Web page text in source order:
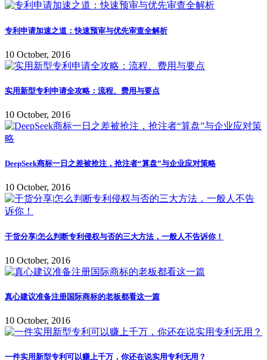
专利申请加速之道：快速预审与优先审查全解析
10 October, 2016
实用新型专利申请全攻略：流程、费用与要点
10 October, 2016
DeepSeek商标一日之差被抢注，抢注者“算盘”与企业应对策略
10 October, 2016
干货分享|怎么判断专利侵权与否的三大方法，一般人不告诉你！
10 October, 2016
真心建议准备注册国际商标的老板都看这一篇
10 October, 2016
一件实用新型专利可以赚上千万，你还在说实用专利无用？